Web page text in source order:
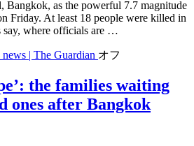
Bangkok, as the powerful 7.7 magnitude
Friday. At least 18 people were killed in
say, where officials are …
news | The Guardian オフ
the families waiting
ones after Bangkok